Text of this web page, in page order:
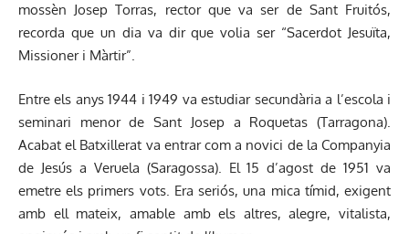
mossèn Josep Torras, rector que va ser de Sant Fruitós,
recorda que un dia va dir que volia ser “Sacerdot Jesuïta,
Missioner i Màrtir”.
Entre els anys 1944 i 1949 va estudiar secundària a l’escola i
seminari menor de Sant Josep a Roquetas (Tarragona).
Acabat el Batxillerat va entrar com a novici de la Companyia
de Jesús a Veruela (Saragossa). El 15 d’agost de 1951 va
emetre els primers vots. Era seriós, una mica tímid, exigent
amb ell mateix, amable amb els altres, alegre, vitalista,